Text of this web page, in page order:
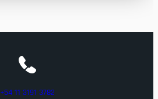
+54 11 3191 3782